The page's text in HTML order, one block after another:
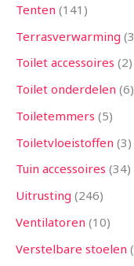
Tenten 141
Terrasverwarming 3
Toilet accessoires 2
Toilet onderdelen 6
Toiletemmers 5
Toiletvloeistoffen 3
Tuin accessoires 34
Uitrusting 246
Ventilatoren 10
Verstelbare stoelen